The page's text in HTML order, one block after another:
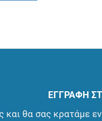
ΕΓΓΡΑΦΗ
θα σας κρατάμε